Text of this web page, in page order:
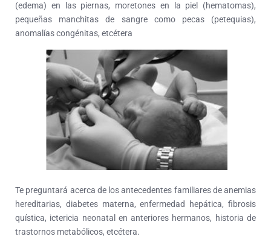
(edema) en las piernas, moretones en la piel (hematomas),
pequeñas manchitas de sangre como pecas (petequias),
anomalías congénitas, etcétera
Te preguntará acerca de los antecedentes familiares de anemias
hereditarias, diabetes materna, enfermedad hepática, fibrosis
quística, ictericia neonatal en anteriores hermanos, historia de
trastornos metabólicos, etcétera.